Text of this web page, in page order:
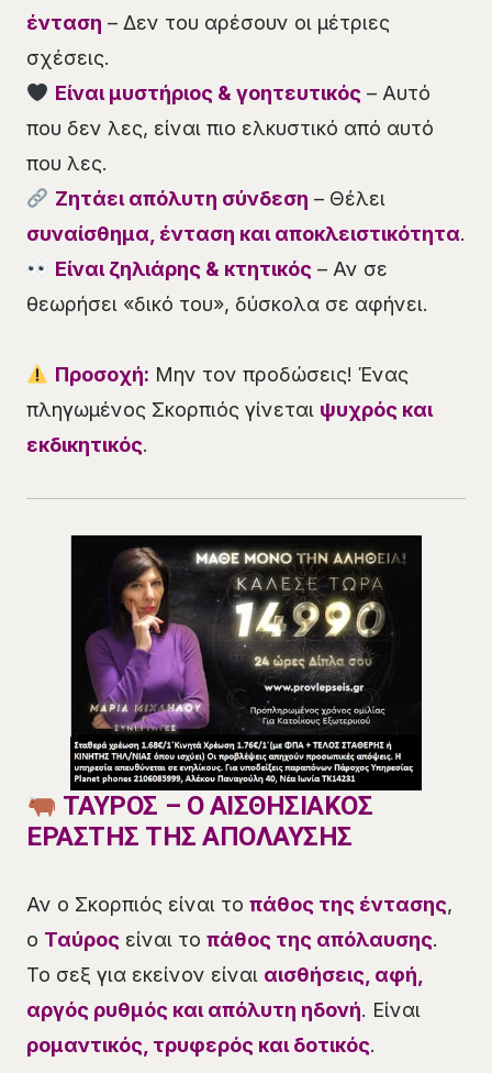
ένταση – Δεν του αρέσουν οι μέτριες
σχέσεις.
Είναι μυστήριος & γοητευτικός – Αυτό
που δεν λες, είναι πιο ελκυστικό από αυτό
που λες.
Ζητάει απόλυτη σύνδεση – Θέλει
συναίσθημα, ένταση και αποκλειστικότητα.
Είναι ζηλιάρης & κτητικός – Αν σε
θεωρήσει «δικό του», δύσκολα σε αφήνει.
Προσοχή: Μην τον προδώσεις! Ένας
πληγωμένος Σκορπιός γίνεται ψυχρός και
εκδικητικός.
ΤΑΥΡΟΣ – Ο ΑΙΣΘΗΣΙΑΚΟΣ
ΕΡΑΣΤΗΣ ΤΗΣ ΑΠΟΛΑΥΣΗΣ
Αν ο Σκορπιός είναι το πάθος της έντασης,
ο Ταύρος είναι το πάθος της απόλαυσης.
Το σεξ για εκείνον είναι αισθήσεις, αφή,
αργός ρυθμός και απόλυτη ηδονή. Είναι
ρομαντικός, τρυφερός και δοτικός.